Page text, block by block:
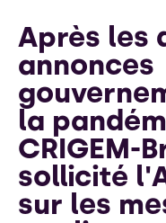
Après les
annonces
la
CRIGEM-
sollicité
sur les